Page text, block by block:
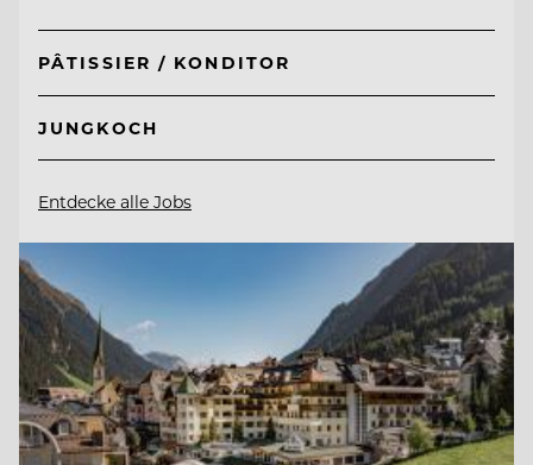
PÂTISSIER / KONDITOR
JUNGKOCH
Entdecke alle Jobs